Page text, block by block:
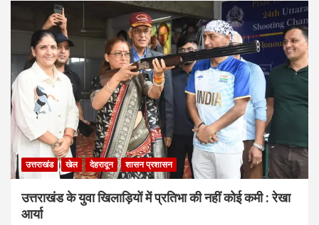
उत्तराखंड खेल देहरादून शासन प्रशासन
उत्तराखंड के युवा खिलाड़ियों में प्रतिभा की नहीं कोई कमी : रेखा
आर्या